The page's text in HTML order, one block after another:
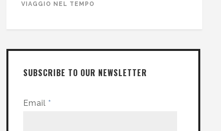
VIAGGIO NEL TEMPO
SUBSCRIBE TO OUR NEWSLETTER
Email*